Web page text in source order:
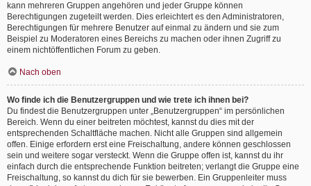
kann mehreren Gruppen angehören und jeder Gruppe können
Berechtigungen zugeteilt werden. Dies erleichtert es den Administratoren,
Berechtigungen für mehrere Benutzer auf einmal zu ändern und sie zum
Beispiel zu Moderatoren eines Bereichs zu machen oder ihnen Zugriff zu
einem nichtöffentlichen Forum zu geben.
Nach oben
Wo finde ich die Benutzergruppen und wie trete ich ihnen bei?
Du findest die Benutzergruppen unter „Benutzergruppen“ im persönlichen
Bereich. Wenn du einer beitreten möchtest, kannst du dies mit der
entsprechenden Schaltfläche machen. Nicht alle Gruppen sind allgemein
offen. Einige erfordern erst eine Freischaltung, andere können geschlossen
sein und weitere sogar versteckt. Wenn die Gruppe offen ist, kannst du ihr
einfach durch die entsprechende Funktion beitreten; verlangt die Gruppe eine
Freischaltung, so kannst du dich für sie bewerben. Ein Gruppenleiter muss